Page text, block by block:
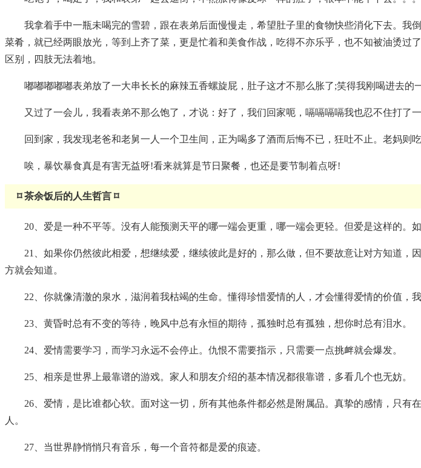
我拿着手中一瓶未喝完的雪碧，跟在表弟后面慢慢走，希望肚子里的食物快些消化下去。
菜肴，就已经两眼放光，等到上齐了菜，更是忙着和美食作战，吃得不亦乐乎，也不知被油烫
区别，四肢无法着地。
嘟嘟嘟嘟嘟表弟放了一大串长长的麻辣五香螺旋屁，肚子这才不那么胀了;笑得我刚喝进去的
又过了一会儿，我看表弟不那么饱了，才说：好了，我们回家呃，嗝嗝嗝嗝我也忍不住打了
回到家，我发现老爸和老舅一人一个卫生间，正为喝多了酒而后悔不已，狂吐不止。老妈则
唉，暴饮暴食真是有害无益呀!看来就算是节日聚餐，也还是要节制着点呀!
⌑ 茶余饭后的人生哲言 ⌑
20、爱是一种不平等。没有人能预测天平的哪一端会更重，哪一端会更轻。但爱是这样的。
21、如果你仍然彼此相爱，想继续爱，继续彼此是好的，那么做，但不要故意让对方知道
方就会知道。
22、你就像清澈的泉水，滋润着我枯竭的生命。懂得珍惜爱情的人，才会懂得爱情的价值，
23、黄昏时总有不变的等待，晚风中总有永恒的期待，孤独时总有孤独，想你时总有泪水。
24、爱情需要学习，而学习永远不会停止。仇恨不需要指示，只需要一点挑衅就会爆发。
25、相亲是世界上最靠谱的游戏。家人和朋友介绍的基本情况都很靠谱，多看几个也无妨。
26、爱情，是比谁都心软。面对这一切，所有其他条件都必然是附属品。真挚的感情，只
人。
27、当世界静悄悄只有音乐，每一个音符都是爱的痕迹。